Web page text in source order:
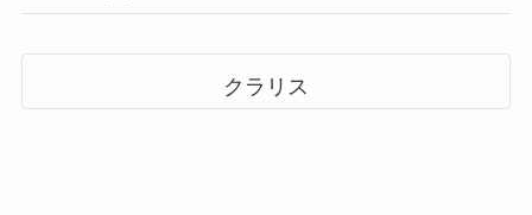
クラリス